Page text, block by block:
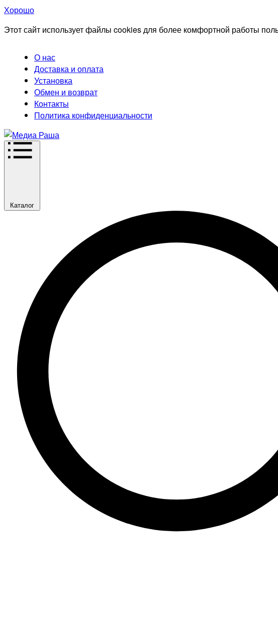
Хорошо
Этот сайт использует файлы cookies для более комфортной работы
О нас
Доставка и оплата
Установка
Обмен и возврат
Контакты
Политика конфиденциальности
Каталог